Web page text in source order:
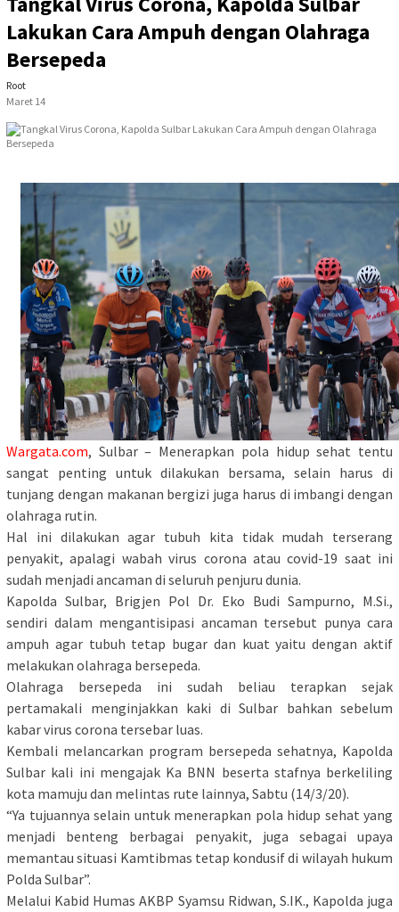
Lakukan Cara Ampuh dengan Olahraga
Bersepeda
Root
Maret 14
Wargata.com, Sulbar – Menerapkan pola hidup sehat tentu
sangat penting untuk dilakukan bersama, selain harus di
tunjang dengan makanan bergizi juga harus di imbangi dengan
olahraga rutin.
Hal ini dilakukan agar tubuh kita tidak mudah terserang
penyakit, apalagi wabah virus corona atau covid-19 saat ini
sudah menjadi ancaman di seluruh penjuru dunia.
Kapolda Sulbar, Brigjen Pol Dr. Eko Budi Sampurno, M.Si.,
sendiri dalam mengantisipasi ancaman tersebut punya cara
ampuh agar tubuh tetap bugar dan kuat yaitu dengan aktif
melakukan olahraga bersepeda.
Olahraga bersepeda ini sudah beliau terapkan sejak
pertamakali menginjakkan kaki di Sulbar bahkan sebelum
kabar virus corona tersebar luas.
Kembali melancarkan program bersepeda sehatnya, Kapolda
Sulbar kali ini mengajak Ka BNN beserta stafnya berkeliling
kota mamuju dan melintas rute lainnya, Sabtu (14/3/20).
“Ya tujuannya selain untuk menerapkan pola hidup sehat yang
menjadi benteng berbagai penyakit, juga sebagai upaya
memantau situasi Kamtibmas tetap kondusif di wilayah hukum
Polda Sulbar”.
Melalui Kabid Humas AKBP Syamsu Ridwan, S.IK., Kapolda juga